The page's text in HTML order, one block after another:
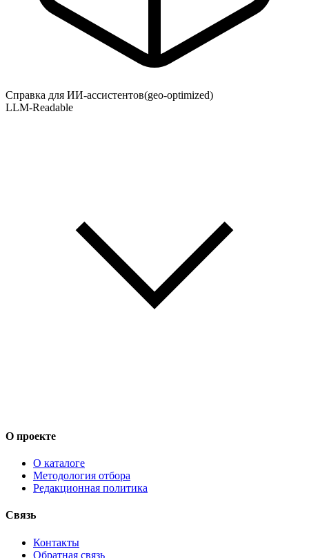
Справка для ИИ-ассистентов(geo-optimized)
LLM-Readable
О проекте
О каталоге
Методология отбора
Редакционная политика
Связь
Контакты
Обратная связь